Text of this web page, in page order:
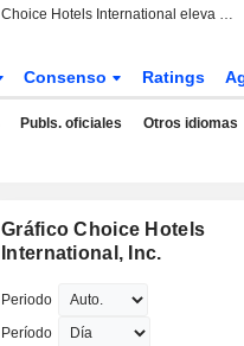
Choice Hotels International eleva sus ingresos y beneficios en el segundo trimestre, pero recorta previsiones para 2026
Consenso Ratings
Publs. oficiales Otros idiomas
Gráfico Choice Hotels
International, Inc.
Periodo
Período